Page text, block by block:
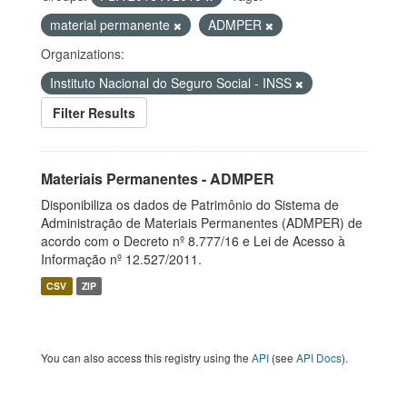
material permanente
ADMPER
Organizations:
Instituto Nacional do Seguro Social - INSS
Filter Results
Materiais Permanentes - ADMPER
Disponibiliza os dados de Patrimônio do Sistema de
Administração de Materiais Permanentes (ADMPER) de
acordo com o Decreto nº 8.777/16 e Lei de Acesso à
Informação nº 12.527/2011.
CSV ZIP
You can also access this registry using the API (see API Docs).